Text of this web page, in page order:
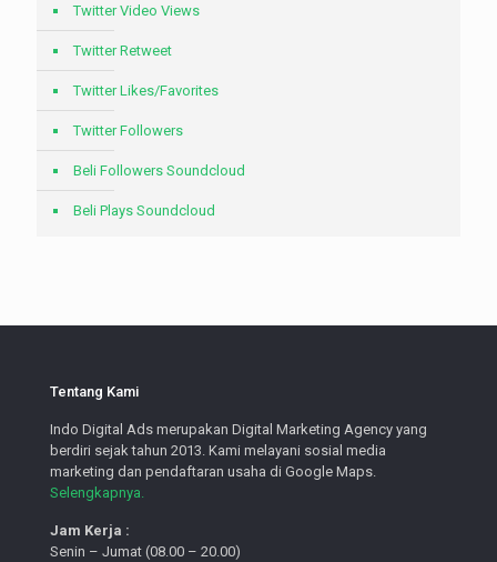
Twitter Video Views
Twitter Retweet
Twitter Likes/Favorites
Twitter Followers
Beli Followers Soundcloud
Beli Plays Soundcloud
Tentang Kami
Indo Digital Ads merupakan Digital Marketing Agency yang
berdiri sejak tahun 2013. Kami melayani sosial media
marketing dan pendaftaran usaha di Google Maps.
Selengkapnya.
Jam Kerja :
Senin – Jumat (08.00 – 20.00)